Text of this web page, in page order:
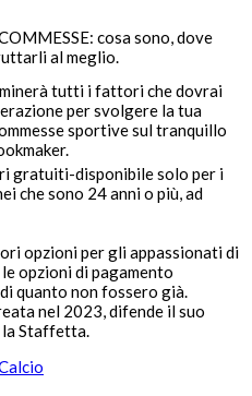
cosa sono, dove
al meglio.
tutti i fattori che dovrai
per svolgere la tua
sportive sul tranquillo
gratuiti-disponibile solo per i
che sono 24 anni o più, ad
opzioni per gli appassionati di
opzioni di pagamento
quanto non fossero già.
nel 2023, difende il suo
Staffetta.